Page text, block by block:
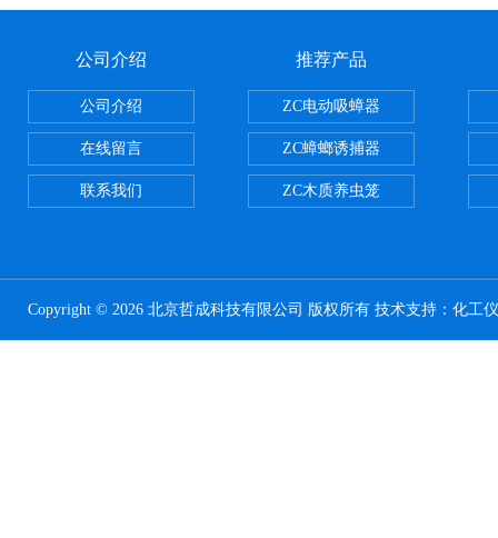
公司介绍
公司介绍
在线留言
联系我们
推荐产品
ZC电动吸蟑器
ZC蟑螂诱捕器
ZC木质养虫笼
Copyright © 2026 北京哲成科技有限公司 版权所有 技术支持： 化工